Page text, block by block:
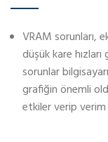
VRAM sorunları,
düşük kare
sorunlar
grafiğin önemli
etkiler verip verim